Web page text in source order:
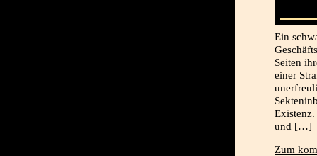
Ein
Seiten
einer
und […]
Zum